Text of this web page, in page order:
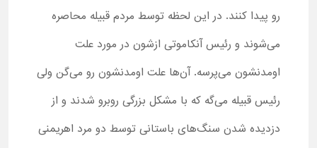
رو پیدا کنند. در این لحظه توسط مردم قبیله محاصره
می‌شوند و رئیس آنکاموتی ازشون در مورد علت
اومدنشون می‌پرسه. آن‌ها علت اومدنشون رو می‌گن ولی
رئیس قبیله می‌گه که با مشکل بزرگی روبرو شدند و از
دزدیده شدن سنگ‌های باستانی توسط دو مرد اهریمنی